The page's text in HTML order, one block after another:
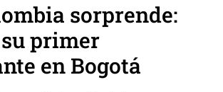
sorprende:
primer
en Bogotá